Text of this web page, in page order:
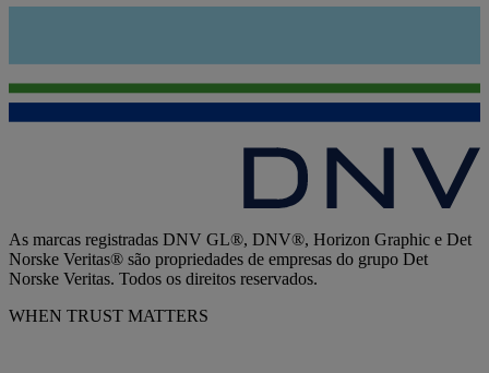
As marcas registradas DNV GL®, DNV®, Horizon Graphic e Det
Norske Veritas® são propriedades de empresas do grupo Det
Norske Veritas. Todos os direitos reservados.
WHEN TRUST MATTERS